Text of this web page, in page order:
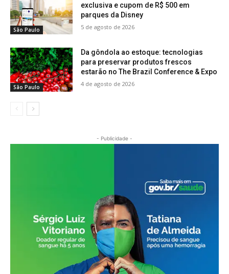
São Paulo
exclusiva e cupom de R$ 500 em
parques da Disney
5 de agosto de 2026
São Paulo
Da gôndola ao estoque: tecnologias
para preservar produtos frescos
estarão no The Brazil Conference & Expo
4 de agosto de 2026
- Publicidade -